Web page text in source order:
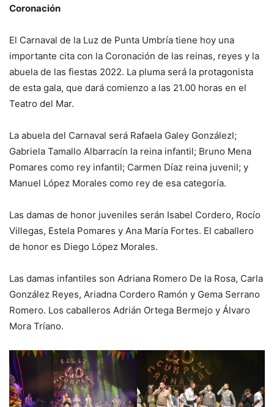
Coronación
El Carnaval de la Luz de Punta Umbría tiene hoy una
importante cita con la Coronación de las reinas, reyes y la
abuela de las fiestas 2022. La pluma será la protagonista
de esta gala, que dará comienzo a las 21.00 horas en el
Teatro del Mar.
La abuela del Carnaval será Rafaela Galey Gonzálezl;
Gabriela Tamallo Albarracín la reina infantil; Bruno Mena
Pomares como rey infantil; Carmen Díaz reina juvenil; y
Manuel López Morales como rey de esa categoría.
Las damas de honor juveniles serán Isabel Cordero, Rocío
Villegas, Estela Pomares y Ana María Fortes. El caballero
de honor es Diego López Morales.
Las damas infantiles son Adriana Romero De la Rosa, Carla
González Reyes, Ariadna Cordero Ramón y Gema Serrano
Romero. Los caballeros Adrián Ortega Bermejo y Álvaro
Mora Tríano.